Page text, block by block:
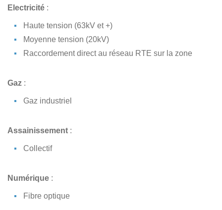
Electricité :
Haute tension (63kV et +)
Moyenne tension (20kV)
Raccordement direct au réseau RTE sur la zone
Gaz :
Gaz industriel
Assainissement :
Collectif
Numérique :
Fibre optique